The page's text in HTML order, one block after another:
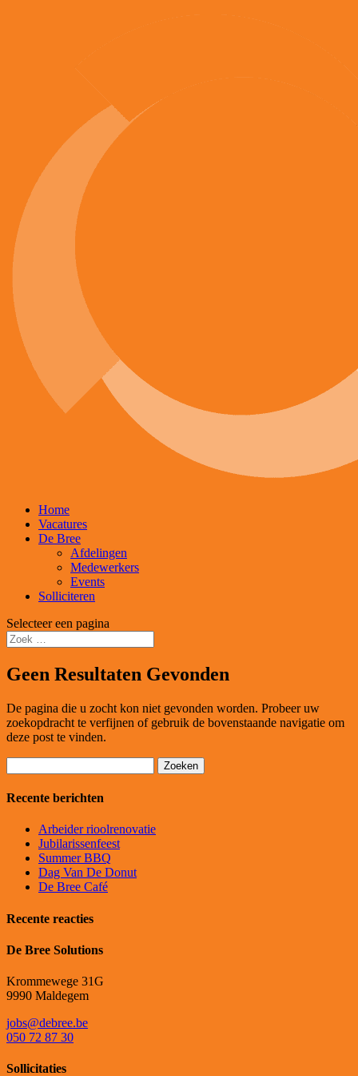
Home
Vacatures
De Bree
Afdelingen
Medewerkers
Events
Solliciteren
Selecteer een pagina
Geen Resultaten Gevonden
De pagina die u zocht kon niet gevonden worden. Probeer uw
zoekopdracht te verfijnen of gebruik de bovenstaande navigatie om
deze post te vinden.
naar:
Recente berichten
Arbeider rioolrenovatie
Jubilarissenfeest
Summer BBQ
Dag Van De Donut
De Bree Café
Recente reacties
De Bree Solutions
Krommewege 31G
9990 Maldegem
jobs@debree.be
050 72 87 30
Sollicitaties